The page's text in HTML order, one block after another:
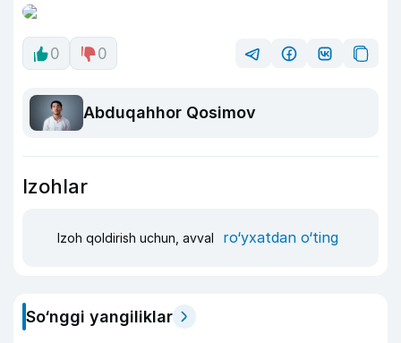
0 0
Abduqahhor Qosimov
Izohlar
Izoh qoldirish uchun, avval ro‘yxatdan o‘ting
So‘nggi yangiliklar